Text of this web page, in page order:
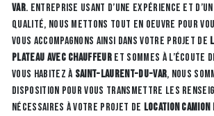
Var. Entreprise usant d’une expérience et
qualité, nous mettons tout en oeuvre pour
vous accompagnons ainsi dans votre projet de
plateau avec chauffeur et sommes à l’écoute
vous habitez à Saint-Laurent-du-Var, nous
disposition pour vous transmettre les
nécessaires à votre projet de location camion